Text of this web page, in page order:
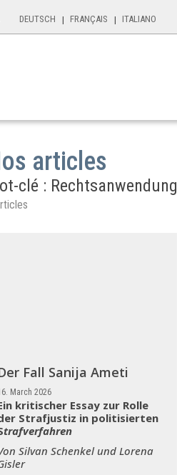
DEUTSCH FRANÇAIS ITALIANO
articles
clé : Rechtsanwendung
Fall Sanija Ameti
March 2026
kritischer Essay zur Rolle
Strafjustiz in politisierten
trafverfahren
Silvan Schenkel und Lorena